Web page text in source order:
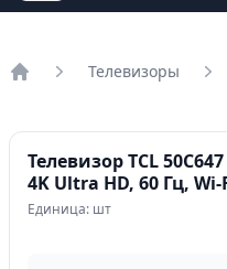
Телевизоры
Телевизор TCL
4K Ultra HD, 60 Гц,
Единица: шт